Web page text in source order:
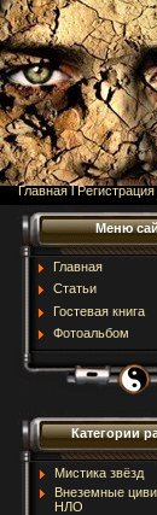
ГлавнаяlРегистрация
Меню
Главная
Статьи
Гостевая книга
Фотоальбом
Категории
Мистика звёзд
Внеземные
НЛО